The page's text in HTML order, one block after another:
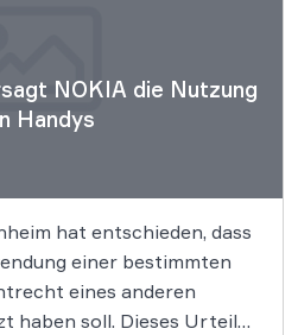
NOKIA die Nutzung
Handys
hat entschieden, dass
einer bestimmten
eines anderen
haben soll. Dieses Urteil